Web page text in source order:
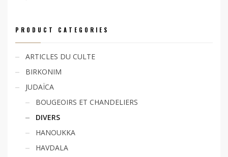
PRODUCT CATEGORIES
ARTICLES DU CULTE
BIRKONIM
JUDAÏCA
BOUGEOIRS ET CHANDELIERS
DIVERS
HANOUKKA
HAVDALA